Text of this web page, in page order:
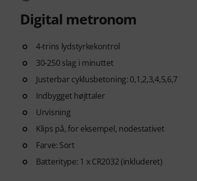
Digital metronom
4-trins lydstyrkekontrol
30-250 slag i minuttet
Justerbar cyklusbetoning: 0,1,2,3,4,5,6,7
Indbygget højttaler
Urvisning
Klips på, for eksempel, nodestativet
Farve: Sort
Batteritype: 1 x CR2032 (inkluderet)